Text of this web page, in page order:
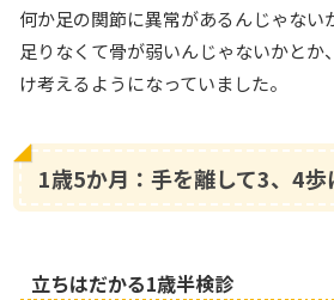
何か足の関節に異常があるんじゃない
足りなくて骨が弱いんじゃないかとか
け考えるようになっていました。
1歳5か月：手を離して3、4歩
立ちはだかる1歳半検診